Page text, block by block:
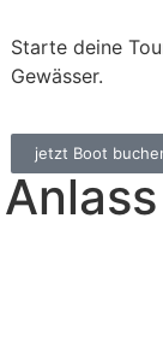
Starte deine
Gewässer.
jetzt Boot